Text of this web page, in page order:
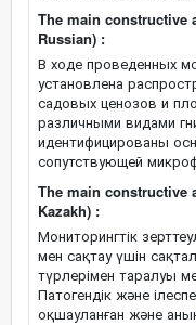
The main constructive
Russian) :
В ходе проведенных
установлена
садовых ценозов и
различными видами
идентифицированы
сопутствующей
The main constructive
Kazakh) :
Мониторингтік
мен сақтау үшін
түрлерімен таралуы
Патогендік және
оқшауланған және